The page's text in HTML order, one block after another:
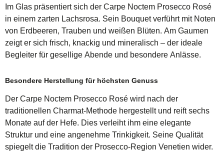
Im Glas präsentiert sich der Carpe Noctem Prosecco Rosé
in einem zarten Lachsrosa. Sein Bouquet verführt mit Noten
von Erdbeeren, Trauben und weißen Blüten. Am Gaumen
zeigt er sich frisch, knackig und mineralisch – der ideale
Begleiter für gesellige Abende und besondere Anlässe.
Besondere Herstellung für höchsten Genuss
Der Carpe Noctem Prosecco Rosé wird nach der
traditionellen Charmat-Methode hergestellt und reift sechs
Monate auf der Hefe. Dies verleiht ihm eine elegante
Struktur und eine angenehme Trinkigkeit. Seine Qualität
spiegelt die Tradition der Prosecco-Region Venetien wider.